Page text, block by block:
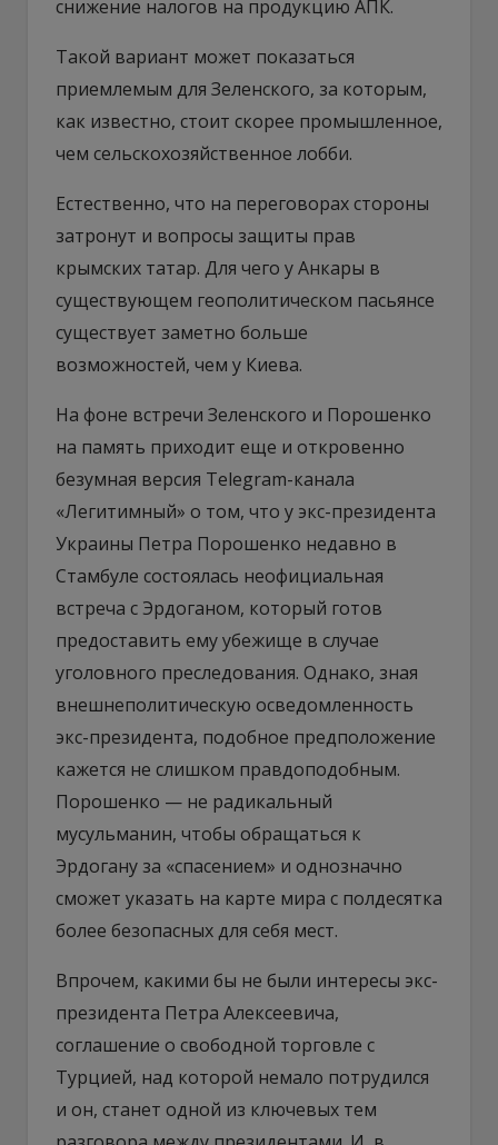
снижение налогов на продукцию АПК.
Такой вариант может показаться
приемлемым для Зеленского, за которым,
как известно, стоит скорее промышленное,
чем сельскохозяйственное лобби.
Естественно, что на переговорах стороны
затронут и вопросы защиты прав
крымских татар. Для чего у Анкары в
существующем геополитическом пасьянсе
существует заметно больше
возможностей, чем у Киева.
На фоне встречи Зеленского и Порошенко
на память приходит еще и откровенно
безумная версия Telegram-канала
«Легитимный» о том, что у экс-президента
Украины Петра Порошенко недавно в
Стамбуле состоялась неофициальная
встреча с Эрдоганом, который готов
предоставить ему убежище в случае
уголовного преследования. Однако, зная
внешнеполитическую осведомленность
экс-президента, подобное предположение
кажется не слишком правдоподобным.
Порошенко — не радикальный
мусульманин, чтобы обращаться к
Эрдогану за «спасением» и однозначно
сможет указать на карте мира с полдесятка
более безопасных для себя мест.
Впрочем, какими бы не были интересы экс-
президента Петра Алексеевича,
соглашение о свободной торговле с
Турцией, над которой немало потрудился
и он, станет одной из ключевых тем